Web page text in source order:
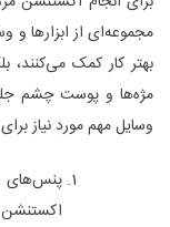
مجموعه‌ای از ابزارها و
بهتر کار کمک می‌کنند،
مژه‌ها و پوست چشم
وسایل مهم مورد نیاز
پنس‌های
اکستنشن